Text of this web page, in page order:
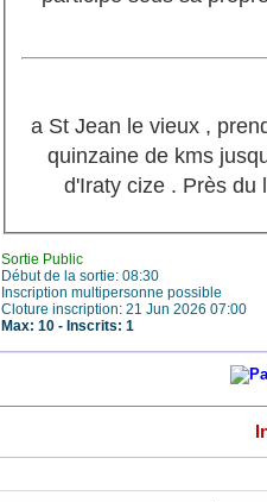
a St Jean le vieux ,
quinzaine de kms
Sortie Public
Début de la sortie: 08:30
Inscription multipersonne possible
Cloture inscription: 21 Jun 2026 07:00
Max: 10 - Inscrits: 1